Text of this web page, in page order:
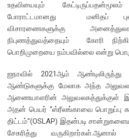
உதவியையும்
போராட்டமானது மனிதப்
விசாரணைகளுக்கு
நிபுணத்துவத்தையும் கோரி
பொறிமுறையை நம்பவில்லை என்று
ஐநாவில் 2021ஆம்
ஆண்டுகளுக்கு மேலாக அந்த
ஆணையாளரின் அலுவலகத்துக்குள்
அதன் பெயர் “ஸ்ரீலங்காவை பொறுப்பு
திட்டம்”(OSLAP) இதன்படி
சேகரித்து